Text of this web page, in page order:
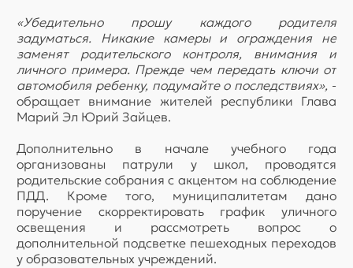
«Убедительно прошу каждого родителя
задуматься. Никакие камеры и ограждения не
заменят родительского контроля, внимания и
личного примера. Прежде чем передать ключи от
автомобиля ребенку, подумайте о последствиях», -
обращает внимание жителей республики Глава
Марий Эл Юрий Зайцев.
Дополнительно в начале учебного года
организованы патрули у школ, проводятся
родительские собрания с акцентом на соблюдение
ПДД. Кроме того, муниципалитетам дано
поручение скорректировать график уличного
освещения и рассмотреть вопрос о
дополнительной подсветке пешеходных переходов
у образовательных учреждений.